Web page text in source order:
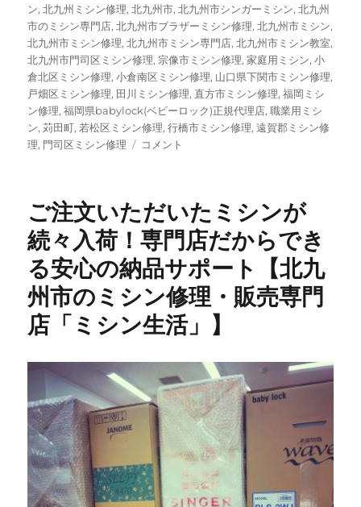
ン,北九州ミシン修理,北九州市,北九州市シンガーミシン,北九州
市のミシン専門店,北九州市ブラザーミシン修理,北九州市ミシン,
北九州市ミシン修理,北九州市ミシン専門店,北九州市ミシン教室,
北九州市門司区ミシン修理,宗像市ミシン修理,家庭用ミシン,小
倉北区ミシン修理,小倉南区ミシン修理, 山口県下関市ミシン修理,
戸畑区ミシン修理, 田川ミシン修理, 直方市ミシン修理,福岡ミシ
ン修理,福岡県babylock(ベビーロック)正規代理店,職業用ミシ
ン,苅田町,若松区ミシン修理,行橋市ミシン修理,遠賀郡ミシン修
理, 門司区ミシン修理
【ジ
811
型
修
理】
昭
和
レ
ト
な
機
ン
テ
ナ
ン
コメント
ご注文いただいたミシンが
続々入荷！専門店だからでき
る安心の納品サポート【北九
州市のミシン修理・販売専門
店「ミシン生活」】